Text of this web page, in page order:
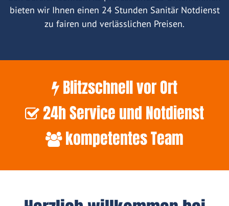
bieten wir Ihnen einen 24 Stunden Sanitär Notdienst
zu fairen und verlässlichen Preisen.
Blitzschnell vor Ort
24h Service und Notdienst
kompetentes Team